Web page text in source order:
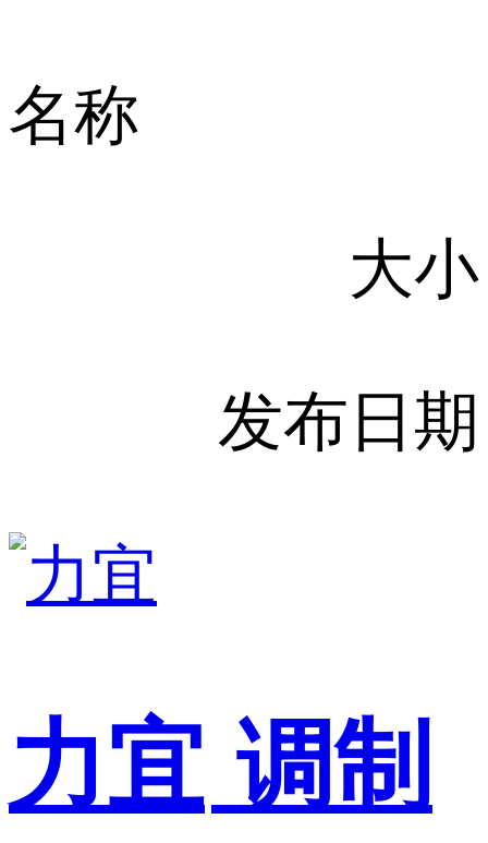
名称
大小
发布日期
力宜 调制